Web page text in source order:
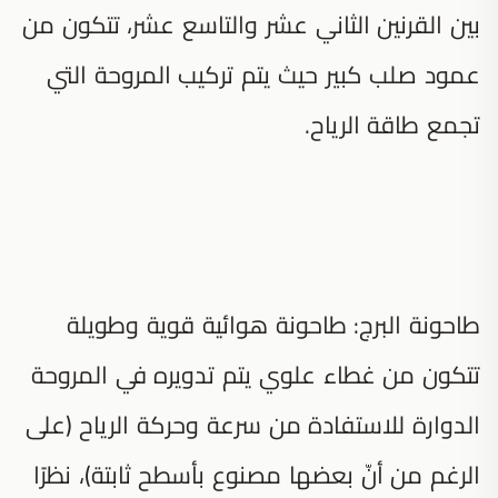
بين القرنين الثاني عشر والتاسع عشر، تتكون من
عمود صلب كبير حيث يتم تركيب المروحة التي
تجمع طاقة الرياح.
طاحونة البرج: طاحونة هوائية قوية وطويلة
تتكون من غطاء علوي يتم تدويره في المروحة
الدوارة للاستفادة من سرعة وحركة الرياح (على
الرغم من أنّ بعضها مصنوع بأسطح ثابتة)، نظرًا